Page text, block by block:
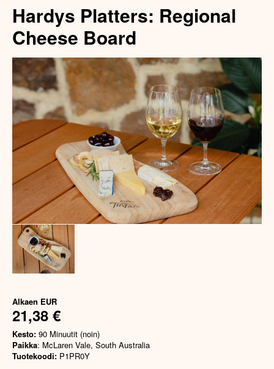
Hardys Platters: Regional
Cheese Board
Alkaen EUR
21,38 €
Kesto: 90 Minuutit (noin)
Paikka: McLaren Vale, South Australia
Tuotekoodi: P1PR0Y